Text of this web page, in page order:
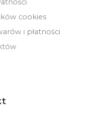
cookies
i płatności